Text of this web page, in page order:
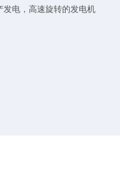
电，高速旋转的发电机